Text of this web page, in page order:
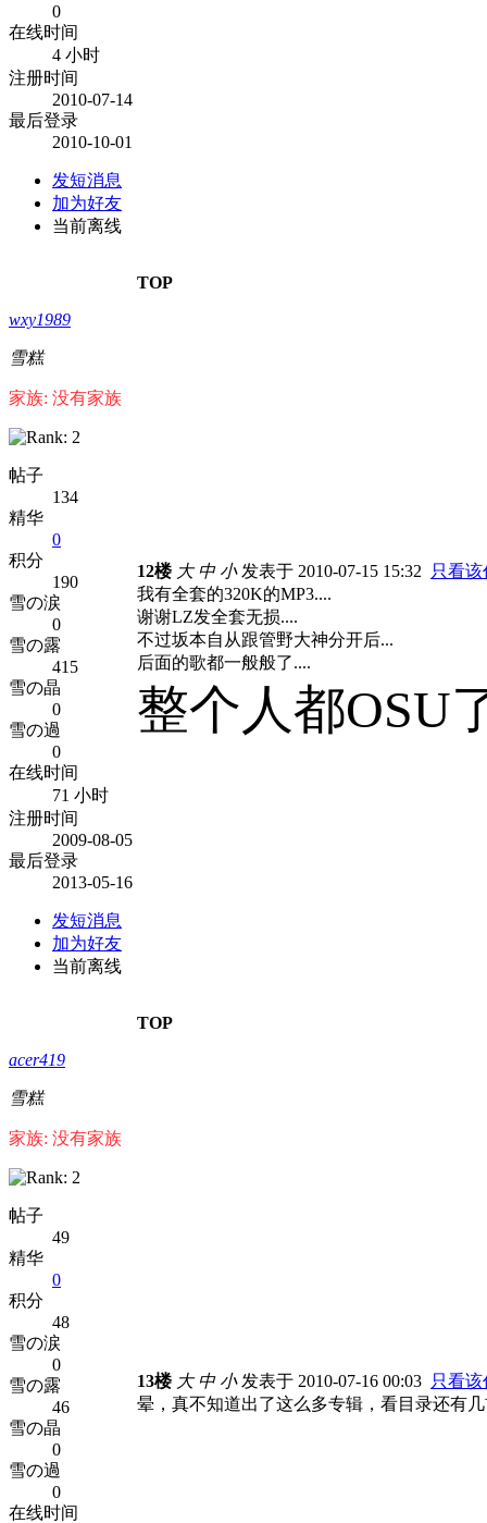
0
在线时间
4 小时
注册时间
2010-07-14
最后登录
2010-10-01
发短消息
加为好友
当前离线
TOP
wxy1989
雪糕
家族: 没有家族
帖子
134
精华
0
积分
190
雪の涙
0
雪の露
415
雪の晶
0
雪の過
0
在线时间
71 小时
注册时间
2009-08-05
最后登录
2013-05-16
发短消息
加为好友
当前离线
12楼 大 中 小发表于 2010-07-15 15:32
只看该
我有全套的320K的MP3....
谢谢LZ发全套无损....
不过坂本自从跟管野大神分开后...
后面的歌都一般般了....
整个人都OSU
TOP
acer419
雪糕
家族: 没有家族
帖子
49
精华
0
积分
48
雪の涙
0
雪の露
46
雪の晶
0
雪の過
0
在线时间
13楼 大 中 小发表于 2010-07-16 00:03 只看该
晕，真不知道出了这么多专辑，看目录还有